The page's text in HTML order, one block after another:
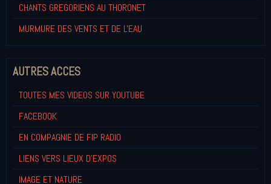
CHANTS GREGORIENS AU THORONET
MURMURE DES VENTS ET DE L'EAU
AUTRES ACCES
TOUTES MES VIDEOS SUR YOUTUBE
FACEBOOK
EN COMPAGNIE DE FIP RADIO
LIENS VERS LIEUX D'EXPOS
IMAGE ET NATURE